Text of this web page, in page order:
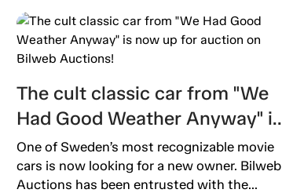
The cult classic car from "We
Had Good Weather Anyway" is
now up for auction on Bilweb
Auctions!
One of Sweden’s most recognizable movie
cars is now looking for a new owner. Bilweb
Auctions has been entrusted with the...